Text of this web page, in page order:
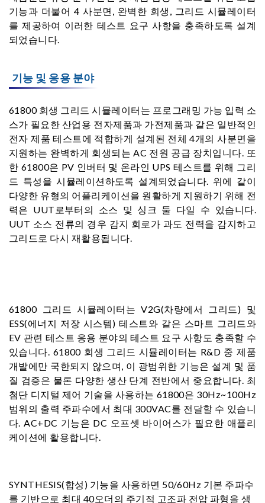
기능과 더불어 4 사분면, 완벽한 회생, 그리드 시뮬레이터
를 제공하여 이러한 테스트 요구 사항을 충족하도록 설계
되었습니다.
기능 및 응용 분야
61800 회생 그리드 시뮬레이터는 프로그래밍 가능 입력 소
스가 필요한 산업용 전자제품과 가전제품과 같은 일반적인
전자 제품 테스트에 적합하게 설계된 전체 4개의 사분면을
지원하는 완벽하게 회생되는 AC 전원 공급 장치입니다. 또
한 61800은 PV 인버터 및 온라인 UPS 테스트를 위해 그리
드 특성을 시뮬레이션하도록 설계되었습니다. 위에 같이
다양한 유형의 어플리케이션을 원활하게 지원하기 위해 전
력은 UUT로부터의 소스 및 싱크 둘 다일 수 있습니다.
UUT 소스 전류의 경우 감지 회로가 과도 전력을 감지하고
그리드로 다시 재활용됩니다.
61800 그리드 시뮬레이터는 V2G(차량에서 그리드) 및
ESS(에너지 저장 시스템) 테스트와 같은 스마트 그리드와
EV 관련 테스트 응용 분야의 테스트 요구 사항도 충족할 수
있습니다. 61800 회생 그리드 시뮬레이터는 R&D 중 제품
개발에만 국한되지 않으며, 이 광범위한 기능은 설계 및 품
질 검증은 물론 다양한 생산 단계 전반에서 중요합니다. 최
첨단 디지털 제어 기술을 사용하는 61800은 30Hz~100Hz
범위의 출력 주파수에서 최대 300VAC를 전달할 수 있습니
다. AC+DC 기능은 DC 오프셋 바이어스가 필요한 애플리
케이션에 활용합니다.
SYNTHESIS(합성) 기능을 사용하면 50/60Hz 기본 주파수
를 기반으로 최대 40오더의 주기적 고조파 전압 파형을 생